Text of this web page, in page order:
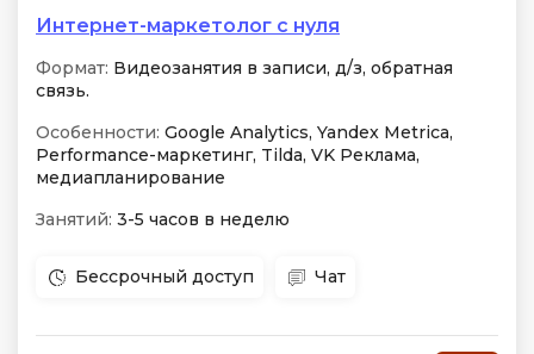
Интернет-маркетолог с нуля
Формат: Видеозанятия в записи, д/з, обратная
связь.
Особенности: Google Analytics, Yandex Metrica,
Performance-маркетинг, Tilda, VK Реклама,
медиапланирование
Занятий: 3-5 часов в неделю
Бессрочный доступ Чат